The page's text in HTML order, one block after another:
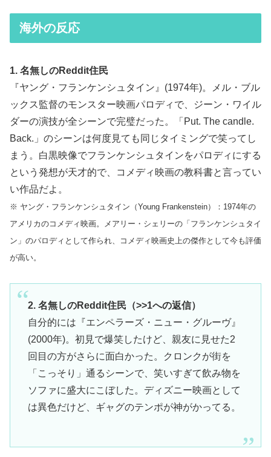
海外の反応
1. 名無しのReddit住民
『ヤング・フランケンシュタイン』(1974年)。メル・ブル
ックス監督のモンスター映画パロディで、ジーン・ワイル
ダーの演技が全シーンで完璧だった。「Put. The candle.
Back.」のシーンは何度見ても同じタイミングで笑ってし
まう。白黒映像でフランケンシュタインをパロディにする
という発想が天才的で、コメディ映画の教科書と言ってい
い作品だよ。
※ ヤング・フランケンシュタイン（Young Frankenstein）：1974年の
アメリカのコメディ映画。メアリー・シェリーの「フランケンシュタイ
ン」のパロディとして作られ、コメディ映画史上の傑作として今も評価
が高い。
2. 名無しのReddit住民（>>1への返信）
自分的には『エンペラーズ・ニュー・グルーヴ』
(2000年)。初見で爆笑したけど、親友に見せた2
回目の方がさらに面白かった。クロンクが街を
「こっそり」通るシーンで、笑いすぎて飲み物を
ソファに盛大にこぼした。ディズニー映画として
は異色だけど、ギャグのテンポが神がかってる。